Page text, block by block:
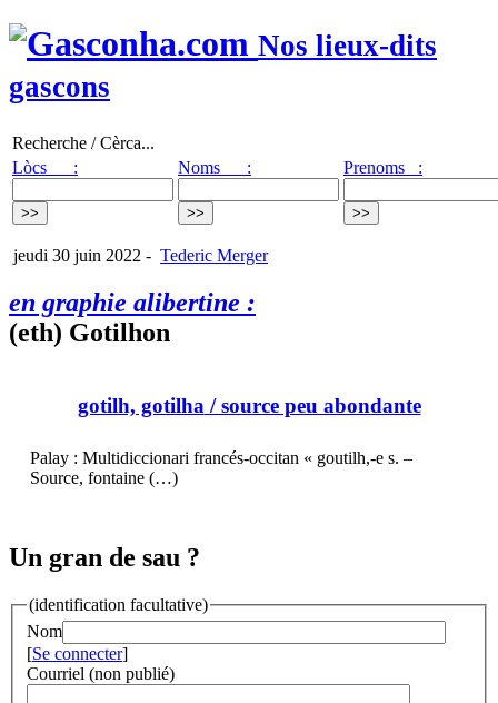
Nos lieux-dits
gascons
Recherche / Cèrca...
Lòcs :
Noms : Prenoms :
jeudi 30 juin 2022 - Tederic Merger
en graphie alibertine :
(eth) Gotilhon
gotilh, gotilha/ source peu abondante
Palay : Multidiccionari francés-occitan « goutilh,-e s. –
Source, fontaine (…)
Un gran de sau ?
(identification facultative)
Nom
[Se connecter]
Courriel (non publié)